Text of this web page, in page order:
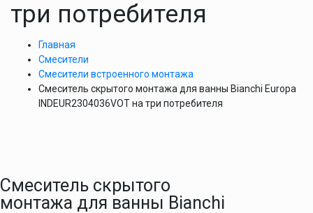
три потребителя
Главная
Смесители
Смесители встроенного монтажа
Смеситель скрытого монтажа для ванны Bianchi Europa
INDEUR2304036VOT на три потребителя
Смеситель скрытого
монтажа для ванны Bianchi